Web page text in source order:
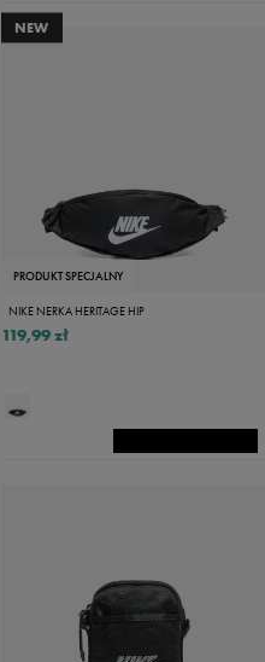
NEW
PRODUKT SPECJALNY
NIKE NERKA HERITAGE HIP
119,99 zł